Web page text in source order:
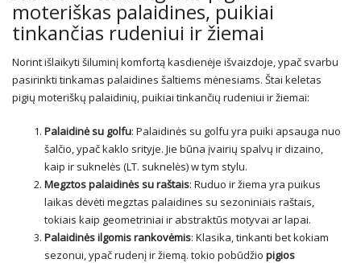
moteriškas palaidines, puikiai
tinkančias rudeniui ir žiemai
Norint išlaikyti šiluminį komfortą kasdienėje išvaizdoje, ypač svarbu
pasirinkti tinkamas palaidines šaltiems mėnesiams. Štai keletas
pigių moteriškų palaidinių, puikiai tinkančių rudeniui ir žiemai:
Palaidinė su golfu: Palaidinės su golfu yra puiki apsauga nuo
šalčio, ypač kaklo srityje. Jie būna įvairių spalvų ir dizaino,
kaip ir suknelės (LT. suknelės) w tym stylu.
Megztos palaidinės su raštais: Ruduo ir žiema yra puikus
laikas dėvėti megztas palaidines su sezoniniais raštais,
tokiais kaip geometriniai ir abstraktūs motyvai ar lapai.
Palaidinės ilgomis rankovėmis: Klasika, tinkanti bet kokiam
sezonui, ypač rudenį ir žiemą. tokio pobūdžio pigios